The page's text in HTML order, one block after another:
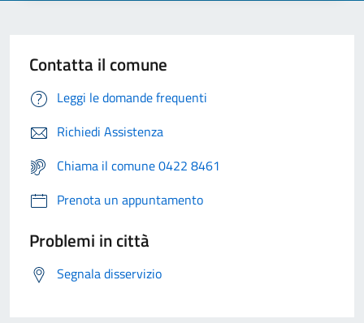
Contatta il comune
Leggi le domande frequenti
Richiedi Assistenza
Chiama il comune 0422 8461
Prenota un appuntamento
Problemi in città
Segnala disservizio